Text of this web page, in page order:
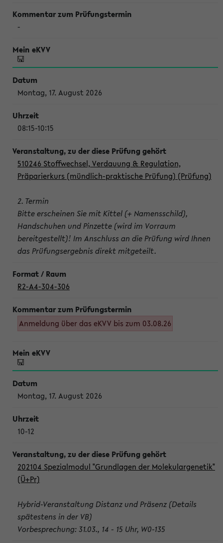
-
Montag, 17. August 2026
08:15-10:15
510246 Stoffwechsel, Verdauung & Regulation,
Präparierkurs (mündlich-praktische Prüfung) (Prüfung)
2. Termin
Bitte erscheinen Sie mit Kittel (+ Namensschild),
Handschuhen und Pinzette (wird im Vorraum
bereitgestellt)! Im Anschluss an die Prüfung wird Ihnen
das Prüfungsergebnis direkt mitgeteilt.
R2-A4-304-306
Anmeldung über das eKVV bis zum 03.08.26
Montag, 17. August 2026
10-12
202104 Spezialmodul "Grundlagen der Molekulargenetik"
(Ü+Pr)
Hybrid-Veranstaltung Distanz und Präsenz (Details
spätestens in der VB)
Vorbesprechung: 31.03., 14 - 15 Uhr, W0-135